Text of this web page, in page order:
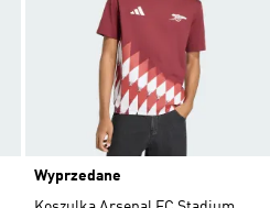
Wyprzedane